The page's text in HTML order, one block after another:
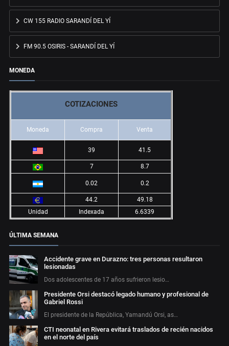
CW 155 RADIO SARANDÍ DEL YÍ
FM 90.5 OSIRIS - SARANDÍ DEL YÍ
MONEDA
COTIZACIONES
Moneda Compra Venta
39 41.5
7 8.7
0.02 0.2
44.2
49.18
Unidad
Indexada 6.6339
ÚLTIMA SEMANA
Accidente grave en Durazno: tres personas resultaron
lesionadas
Dos adolescentes de 17 años sufrieron lesio…
Presidente Orsi destacó legado humano y profesional de
Gabriel Rossi
El presidente de la República, Yamandú Orsi, as…
CTI neonatal en Rivera evitará traslados de recién nacidos
en el norte del país